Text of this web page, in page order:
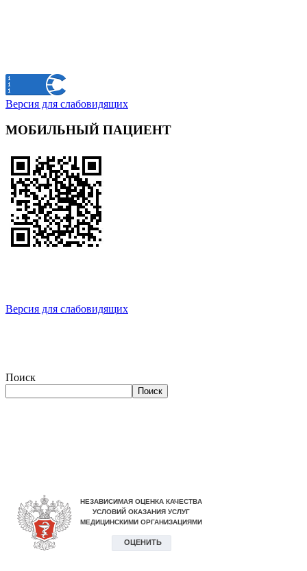
Версия для слабовидящих
МОБИЛЬНЫЙ ПАЦИЕНТ
Версия для слабовидящих
Поиск
Поиск